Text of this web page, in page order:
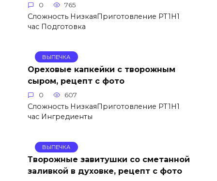
0 765
Сложность НизкаяПриготовление PT1H1
час Подготовка
ВЫПЕЧКА
Ореховые капкейки с творожным
сыром, рецепт с фото
0 607
Сложность НизкаяПриготовление PT1H1
час Ингредиенты
ВЫПЕЧКА
Творожные завитушки со сметанной
заливкой в духовке, рецепт с фото